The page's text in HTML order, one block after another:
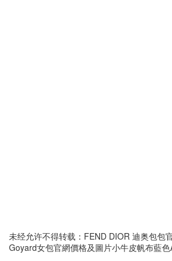
未经允许不得转载： FEND DIOR 迪奥包包
Goyard女包官網價格及圖片小牛皮帆布藍